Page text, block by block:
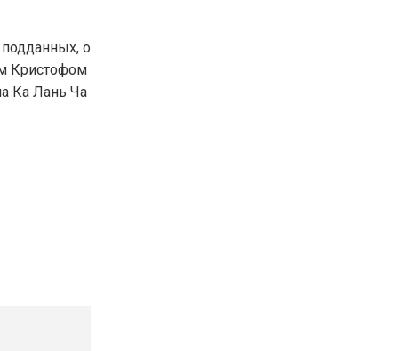
о
Кристофом
Ка Лань Ча